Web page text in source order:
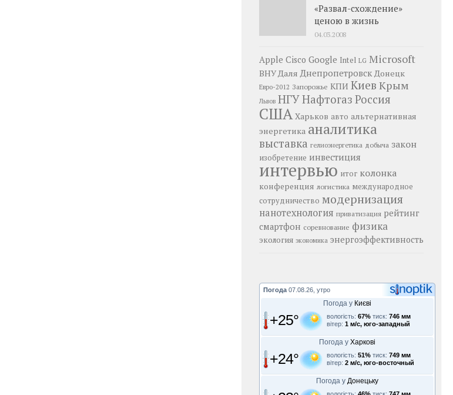
«Развал-схождение»
ценою в жизнь
04.03.2008
Apple Cisco Google Intel LG Microsoft
ВНУ Даля Днепропетровск Донецк
Евро-2012 Запорожье КПИ Киев Крым
Львов НГУНафтогаз Россия
США Харьков авто альтернативная
энергетика аналитика
выставка гелиоэнергетика добыча закон
изобретение инвестиция
интервью итог колонка
конференция логистика международное
сотрудничество модернизация
нанотехнология приватизация рейтинг
смартфон соревнование физика
экология экономика энергоэффективность
Погода 07.08.26, утро
Погода у Києві
+25° вологість: 67% тиск: 746 мм
вітер: 1 м/с, юго-западный
Погода у Харкові
+24° вологість: 51% тиск: 749 мм
вітер: 2 м/с, юго-восточный
Погода у Донецьку